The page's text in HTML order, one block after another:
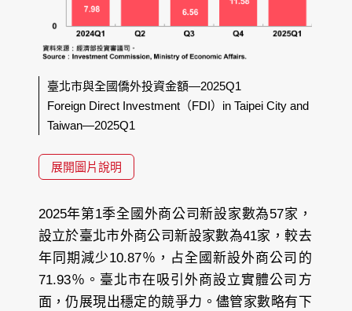
臺北市與全國僑外投資金額—2025Q1
Foreign Direct Investment（FDI）in Taipei City and
Taiwan—2025Q1
展開圖片說明
2025年第1季全國外商公司新設家數為57家，
設立於臺北市外商公司新設家數為41家，較去
年同期減少10.87％，占全國新設外商公司的
71.93％。臺北市在吸引外商設立實體公司方
面，仍展現出穩定的競爭力。儘管家數略有下